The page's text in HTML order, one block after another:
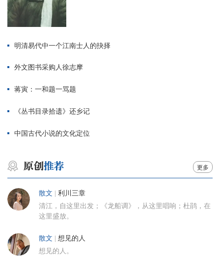
明清易代中一个江南士人的抉择
外文图书采购人徐志摩
蒋寅：一和题一骂题
《丛书目录拾遗》还乡记
中国古代小说的文化定位
更多
散文 利川三章
清江，自这里出发；《龙船调》，从这里唱响；杜鹃，在
这里盛放。
散文 想见的人
想见的人。